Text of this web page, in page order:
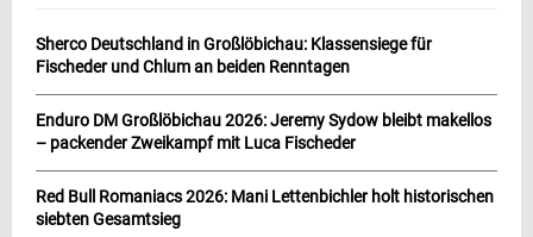
Sherco Deutschland in Großlöbichau: Klassensiege für
Fischeder und Chlum an beiden Renntagen
Enduro DM Großlöbichau 2026: Jeremy Sydow bleibt makellos
– packender Zweikampf mit Luca Fischeder
Red Bull Romaniacs 2026: Mani Lettenbichler holt historischen
siebten Gesamtsieg